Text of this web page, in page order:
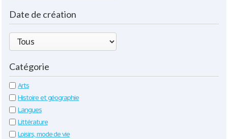
Date de création
Catégorie
Arts
Histoire et géographie
Langues
Littérature
Loisirs, mode de vie